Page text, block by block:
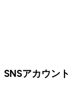
SNSアカウント